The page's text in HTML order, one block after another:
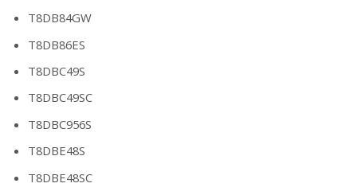
T8DB84GW
T8DB86ES
T8DBC49S
T8DBC49SC
T8DBC956S
T8DBE48S
T8DBE48SC